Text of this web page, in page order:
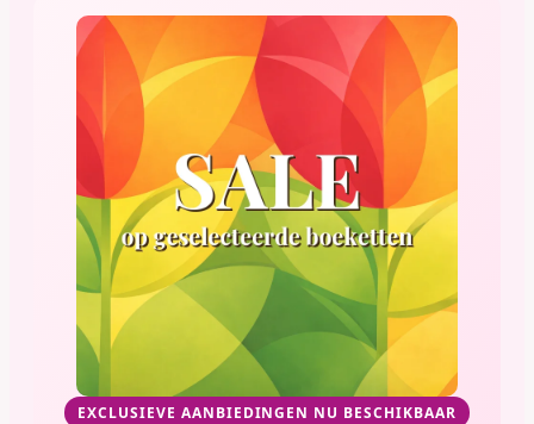
EXCLUSIEVE AANBIEDINGEN NU BESCHIKBAAR